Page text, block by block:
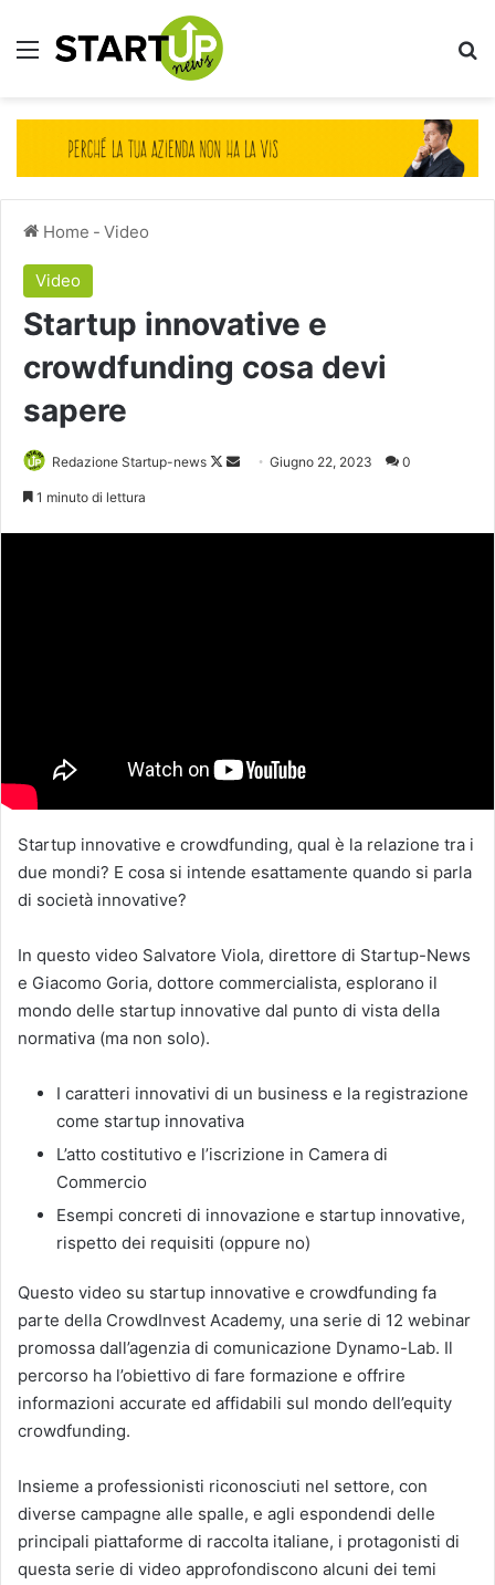
Menu
Home - Video
Video
Startup innovative e
crowdfunding cosa devi
sapere
Redazione Startup-news
Follow
Invia Giugno 22, 2023 0
1 minuto di lettura
Startup innovative e crowdfunding, qual è la relazione tra i
due mondi? E cosa si intende esattamente quando si parla
di società innovative?
In questo video Salvatore Viola, direttore di Startup-News
e Giacomo Goria, dottore commercialista, esplorano il
mondo delle startup innovative dal punto di vista della
normativa (ma non solo).
I caratteri innovativi di un business e la registrazione
come startup innovativa
L’atto costitutivo e l’iscrizione in Camera di
Commercio
Esempi concreti di innovazione e startup innovative,
rispetto dei requisiti (oppure no)
Questo video su startup innovative e crowdfunding fa
parte della CrowdInvest Academy, una serie di 12 webinar
promossa dall’agenzia di comunicazione Dynamo-Lab. Il
percorso ha l’obiettivo di fare formazione e offrire
informazioni accurate ed affidabili sul mondo dell’equity
crowdfunding.
Insieme a professionisti riconosciuti nel settore, con
diverse campagne alle spalle, e agli espondendi delle
principali piattaforme di raccolta italiane, i protagonisti di
questa serie di video approfondiscono alcuni dei temi